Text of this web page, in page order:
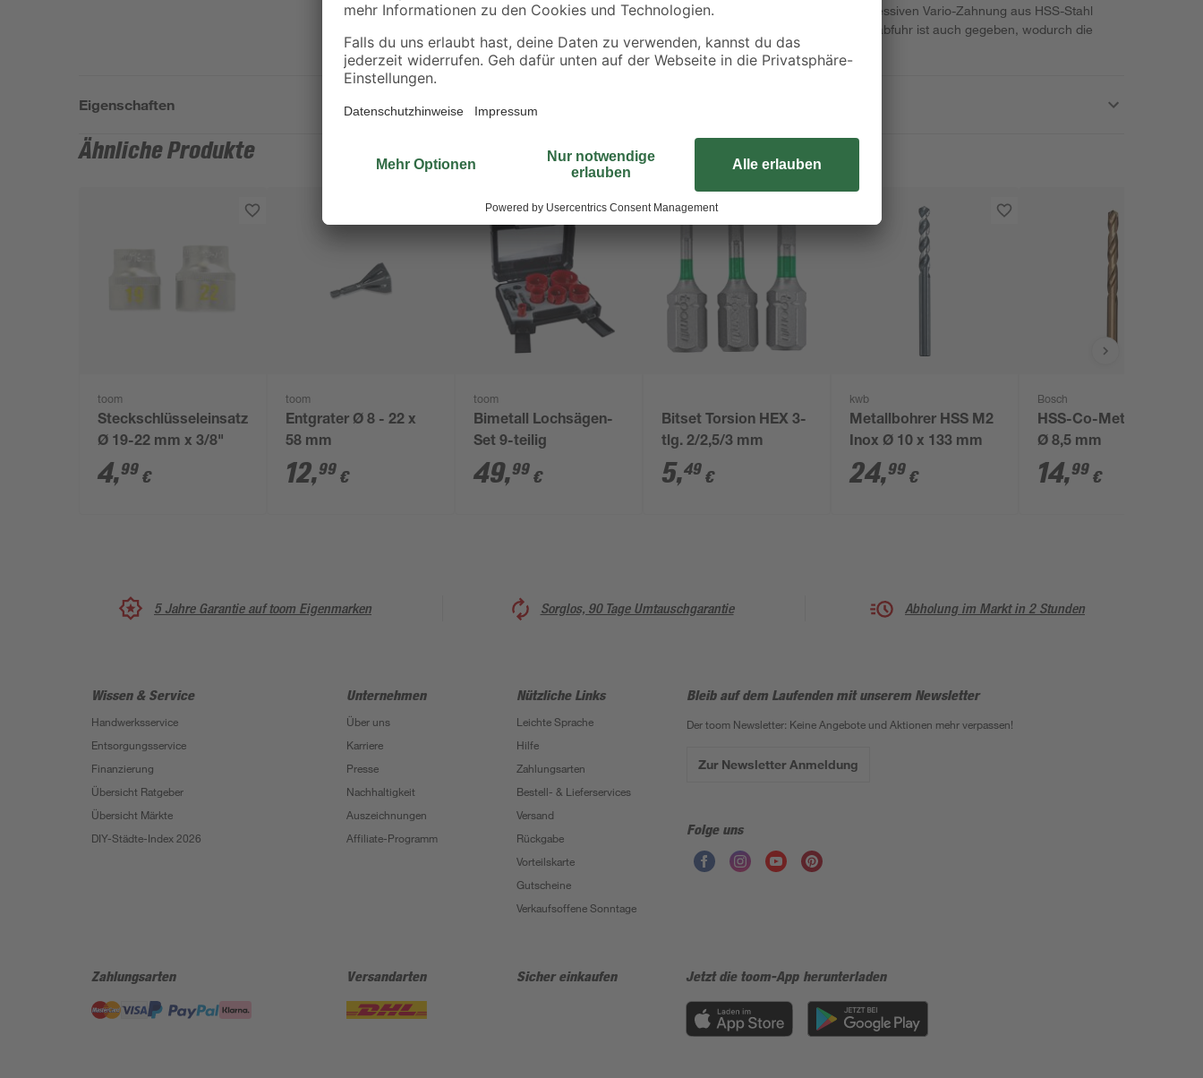
Zentrierbrohrer ist inklusive. Aufgrund der progressiven Vario-Zahnung aus HSS-Stahl
verhakt die Lochsäge nicht. Eine schnelle Spanabfuhr ist auch gegeben, wodurch die
Lochsäge präzise in viele Werkstoffe schneidet.
Eigenschaften
Ähnliche Produkte
toom
Steckschlüsseleinsatz
Ø 19-22 mm x 3/8"
4,99 €
toom
Entgrater Ø 8 - 22 x
58 mm
12,99 €
Bestseller
toom
Bimetall Lochsägen-
Set 9-teilig
49,99 €
Bitset Torsion HEX 3-
tlg. 2/2,5/3 mm
5,49 €
kwb
Metallbohrer HSS M2
Inox Ø 10 x 133 mm
24,99 €
Bosch
HSS-Co-Metallbohrer
Ø 8,5 mm
14,99 €
5 Jahre Garantie auf toom Eigenmarken Sorglos, 90 Tage Umtauschgarantie Abholung im Markt in 2 Stunden
Wissen & Service
Handwerksservice
Entsorgungsservice
Finanzierung
Übersicht Ratgeber
Übersicht Märkte
DIY-Städte-Index 2026
Unternehmen
Über uns
Karriere
Presse
Nachhaltigkeit
Auszeichnungen
Affiliate-Programm
Nützliche Links
Leichte Sprache
Hilfe
Zahlungsarten
Bestell- & Lieferservices
Versand
Rückgabe
Vorteilskarte
Gutscheine
Verkaufsoffene Sonntage
Bleib auf dem Laufenden mit unserem Newsletter
Der toom Newsletter: Keine Angebote und Aktionen mehr verpassen!
Zur Newsletter Anmeldung
Folge uns
Zahlungsarten Versandarten Sicher einkaufen Jetzt die toom-App herunterladen